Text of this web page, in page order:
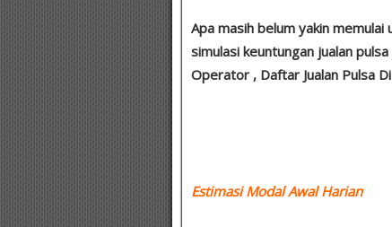
Apa masih belum yakin
simulasi keuntungan jualan
Operator , Daftar Jualan Pulsa
Estimasi Modal Awal Harian